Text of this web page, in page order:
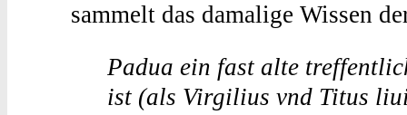
sammelt das damalige Wissen
Padua ein fast alte
ist (als Virgilius vnd Titus